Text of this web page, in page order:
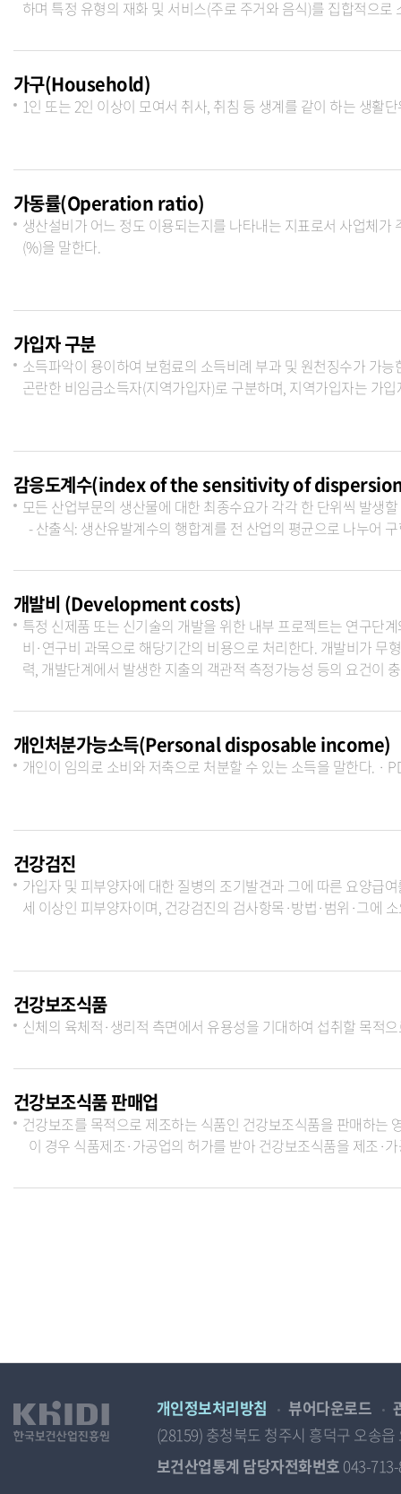
하며 특정 유형의 재화 및 서비스(주로 주거와 음식)를 집합적으
가구(Household)
1인 또는 2인 이상이 모여서 취사, 취침 등 생계를 같이 하는 생활
가동률(Operation ratio)
생산설비가 어느 정도 이용되는지를 나타내는 지표로서 사업체
(%)을 말한다.
가입자 구분
소득파악이 용이하여 보험료의 소득비례 부과 및 원천징수가 가
곤란한 비임금소득자(지역가입자)로 구분하며, 지역가입자는 가
감응도계수(index of the sensitivity of
모든 산업부문의 생산물에 대한 최종수요가 각각 한 단위씩 발생
- 산출식: 생산유발계수의 행합계를 전 산업의 평균으로 나누어
개발비 (Development costs)
특정 신제품 또는 신기술의 개발을 위한 내부 프로젝트는 연구단
비·연구비 과목으로 해당기간의 비용으로 처리한다. 개발비가
력, 개발단계에서 발생한 지출의 객관적 측정가능성 등의 요건이
개인처분가능소득(Personal disposable income)
개인이 임의로 소비와 저축으로 처분할 수 있는 소득을 말한다. ·
건강검진
가입자 및 피부양자에 대한 질병의 조기발견과 그에 따른 요양급
세 이상인 피부양자이며, 건강검진의 검사항목·방법·범위·그에
건강보조식품
신체의 육체적·생리적 측면에서 유용성을 기대하여 섭취할 목적
건강보조식품 판매업
건강보조를 목적으로 제조하는 식품인 건강보조식품을 판매하는
이 경우 식품제조·가공업의 허가를 받아 건강보조식품을 제조·
개인정보처리방침 뷰어다운로드
(28159) 충청북도 청주시 흥덕구 오송
보건산업통계 담당자전화번호 043-